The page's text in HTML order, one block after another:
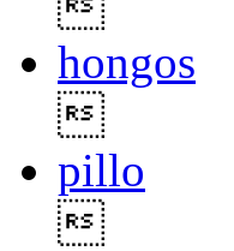
hongos
pillo